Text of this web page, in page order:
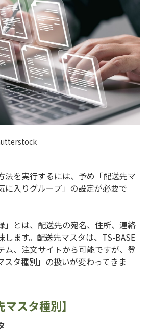
法を実行するには、予め「配送先マ
に入りグループ」の設定が必要で
」とは、配送先の宛名、住所、連絡
します。配送先マスタは、TS-BASE
ム、注文サイトから可能ですが、登
スタ種別」の扱いが変わってきま
マスタ種別】